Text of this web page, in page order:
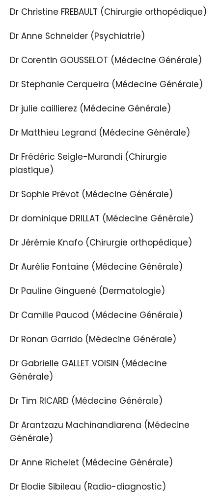
Dr Christine FREBAULT (Chirurgie orthopédique)
Dr Anne Schneider (Psychiatrie)
Dr Corentin GOUSSELOT (Médecine Générale)
Dr Stephanie Cerqueira (Médecine Générale)
Dr julie caillierez (Médecine Générale)
Dr Matthieu Legrand (Médecine Générale)
Dr Frédéric Seigle-Murandi (Chirurgie
plastique)
Dr Sophie Prévot (Médecine Générale)
Dr dominique DRILLAT (Médecine Générale)
Dr Jérémie Knafo (Chirurgie orthopédique)
Dr Aurélie Fontaine (Médecine Générale)
Dr Pauline Ginguené (Dermatologie)
Dr Camille Paucod (Médecine Générale)
Dr Ronan Garrido (Médecine Générale)
Dr Gabrielle GALLET VOISIN (Médecine
Générale)
Dr Tim RICARD (Médecine Générale)
Dr Arantzazu Machinandiarena (Médecine
Générale)
Dr Anne Richelet (Médecine Générale)
Dr Elodie Sibileau (Radio-diagnostic)